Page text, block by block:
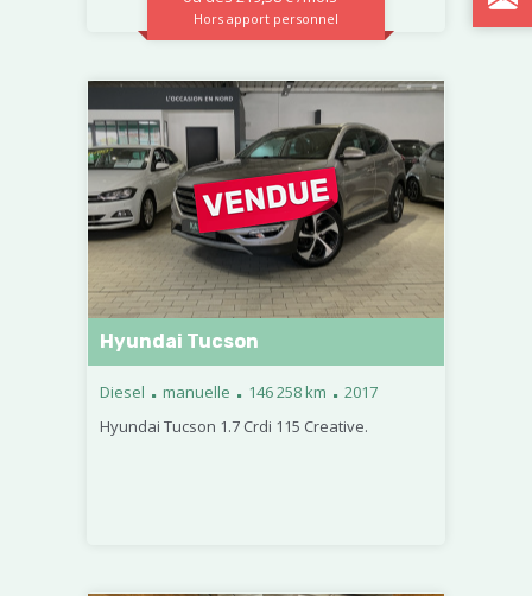
Hors apport personnel
Hyundai Tucson
Diesel . manuelle . 146 258 km . 2017
Hyundai Tucson 1.7 Crdi 115 Creative.